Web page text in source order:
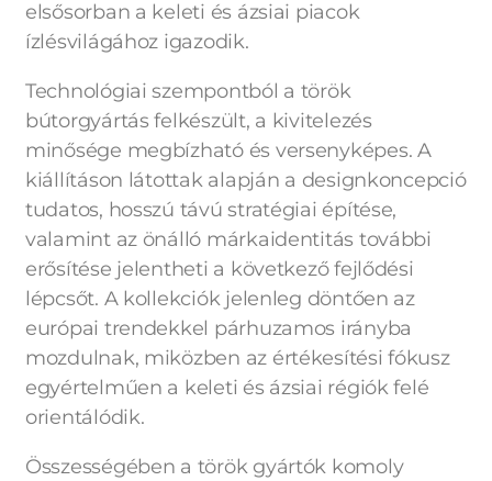
elsősorban a keleti és ázsiai piacok
ízlésvilágához igazodik.
Technológiai szempontból a török
bútorgyártás felkészült, a kivitelezés
minősége megbízható és versenyképes. A
kiállításon látottak alapján a designkoncepció
tudatos, hosszú távú stratégiai építése,
valamint az önálló márkaidentitás további
erősítése jelentheti a következő fejlődési
lépcsőt. A kollekciók jelenleg döntően az
európai trendekkel párhuzamos irányba
mozdulnak, miközben az értékesítési fókusz
egyértelműen a keleti és ázsiai régiók felé
orientálódik.
Összességében a török gyártók komoly